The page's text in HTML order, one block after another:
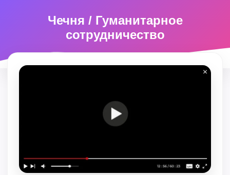
Чечня / Гуманитарное
сотрудничество